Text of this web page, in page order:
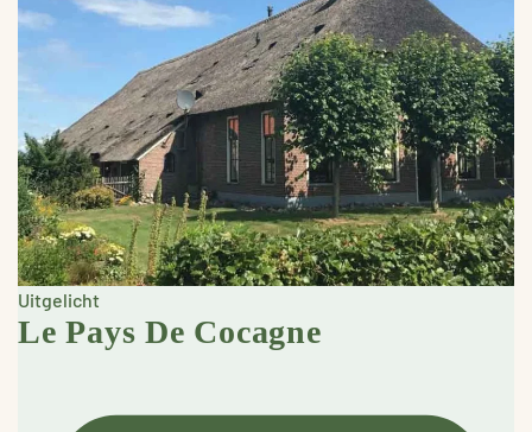
Uitgelicht
Le Pays De Cocagne